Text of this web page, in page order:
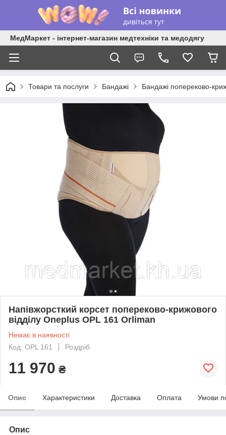
МедМаркет - інтернет-магазин медтехніки та медодягу
Товари та послуги Бандажі Бандажі попереково-
Напівжорсткий корсет попереково-крижового
відділу Oneplus OPL 161 Orliman
Немає в наявності
Код: OPL 161
Роздріб
11 970 ₴
Опис Характеристики Доставка Оплата Умови
Опис